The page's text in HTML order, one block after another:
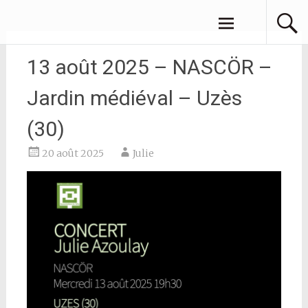
contenu
principal13 août 2025 – NASCÖR –
Jardin médiéval – Uzès
(30)
20 août 2025 Julie